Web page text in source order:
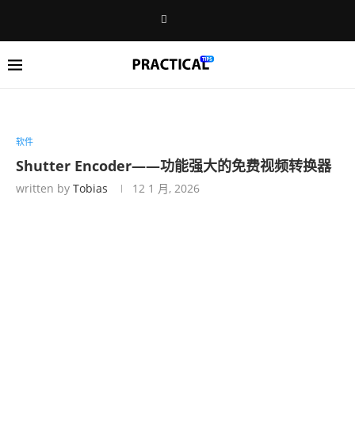
软件
Shutter Encoder——功能强大的免费视频转换器
written by Tobias 12 1 月, 2026